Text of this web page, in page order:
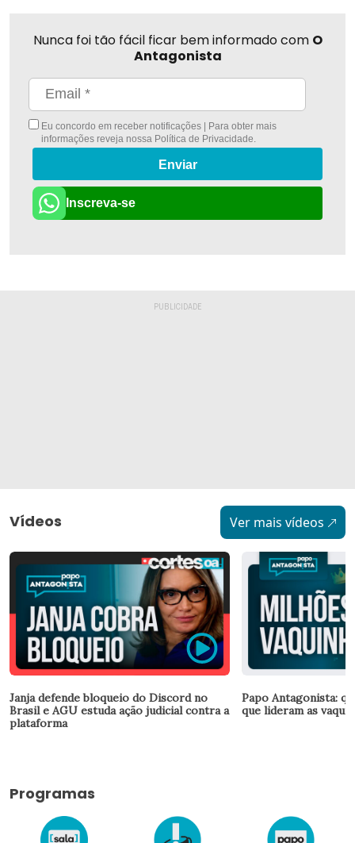
Nunca foi tão fácil ficar bem informado com O
Antagonista
Eu concordo em receber notificações | Para obter mais
informações reveja nossa Política de Privacidade.
Enviar
Inscreva-se
Vídeos Ver mais vídeos
Janja defende bloqueio do Discord no
Brasil e AGU estuda ação judicial contra a
plataforma
Papo Antagonista:
que lideram as
Programas